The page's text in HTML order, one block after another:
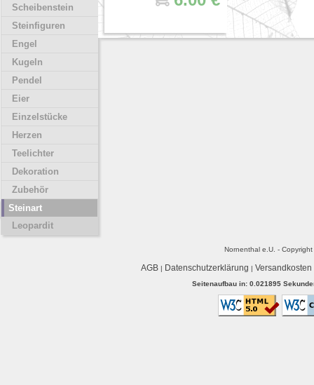
Scheibenstein
Steinfiguren
Engel
Kugeln
Pendel
Eier
Einzelstücke
Herzen
Teelichter
Dekoration
Zubehör
Steinart
Leopardit
Nornenthal e.U. -
AGB| Datenschutzerklärung | Versandkosten
Seitenaufbau in: 0.021895